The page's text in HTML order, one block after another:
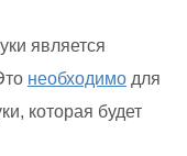
является
необходимо для
которая будет